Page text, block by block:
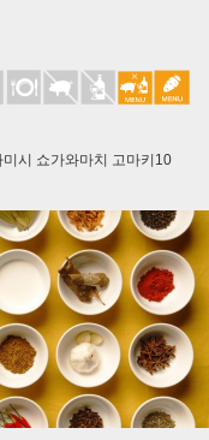
시 쇼가와마치 고마키10